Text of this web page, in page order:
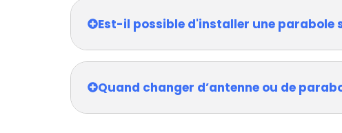
Est-il possible d'installer une parabole
Quand changer d’antenne ou de